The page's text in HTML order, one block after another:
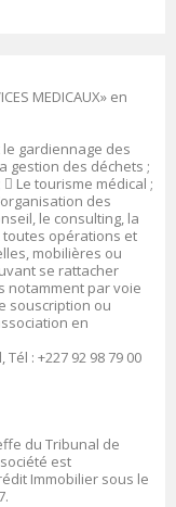
MEDICAUX» en
gardiennage des
gestion des déchets ;
 Le tourisme médical ;
des
le consulting, la
toutes opérations et
mobilières ou
se rattacher
notamment par voie
souscription ou
en
: +227 92 98 79 00
du Tribunal de
est
Immobilier sous le